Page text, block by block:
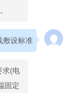
敷设标准
求(电
固定